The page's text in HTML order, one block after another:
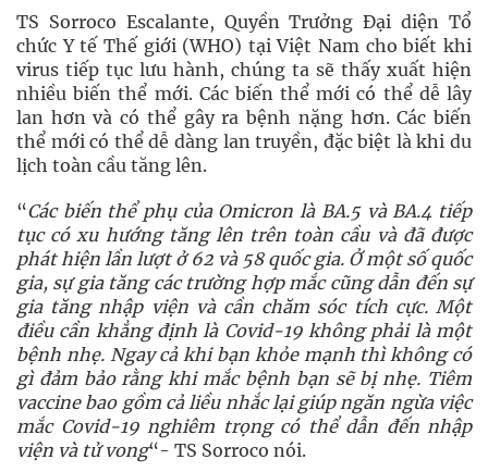
TS Sorroco Escalante, Quyền Trưởng Đại diện Tổ
chức Y tế Thế giới (WHO) tại Việt Nam cho biết khi
virus tiếp tục lưu hành, chúng ta sẽ thấy xuất hiện
nhiều biến thể mới. Các biến thể mới có thể dễ lây
lan hơn và có thể gây ra bệnh nặng hơn. Các biến
thể mới có thể dễ dàng lan truyền, đặc biệt là khi du
lịch toàn cầu tăng lên.
“Các biến thể phụ của Omicron là BA.5 và BA.4 tiếp
tục có xu hướng tăng lên trên toàn cầu và đã được
phát hiện lần lượt ở 62 và 58 quốc gia. Ở một số quốc
gia, sự gia tăng các trường hợp mắc cũng dẫn đến sự
gia tăng nhập viện và cần chăm sóc tích cực. Một
điều cần khẳng định là Covid-19 không phải là một
bệnh nhẹ. Ngay cả khi bạn khỏe mạnh thì không có
gì đảm bảo rằng khi mắc bệnh bạn sẽ bị nhẹ. Tiêm
vaccine bao gồm cả liều nhắc lại giúp ngăn ngừa việc
mắc Covid-19 nghiêm trọng có thể dẫn đến nhập
viện và tử vong“- TS Sorroco nói.